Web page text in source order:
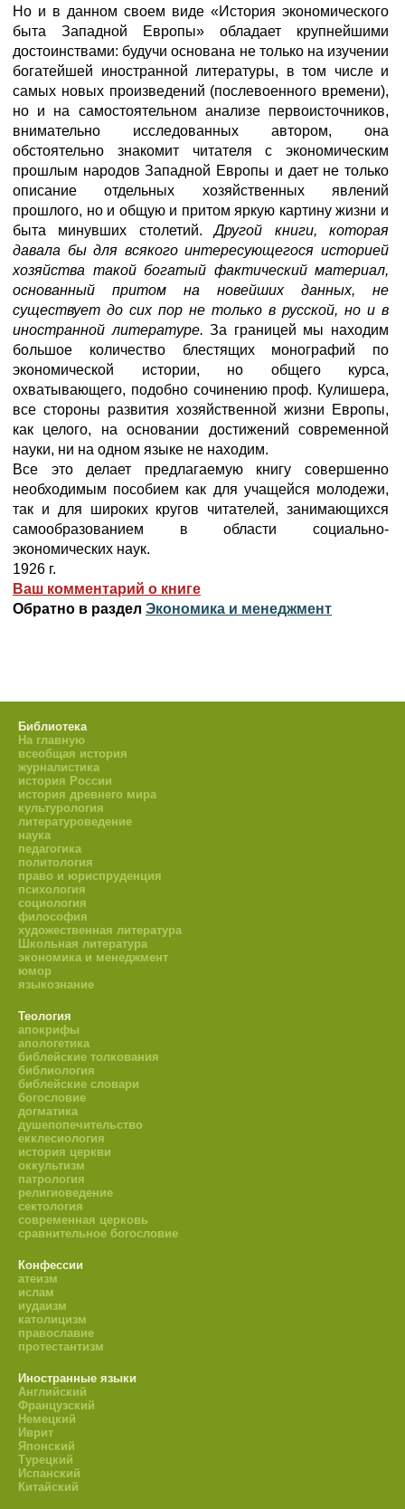
Но и в данном своем виде «История экономического
быта Западной Европы» обладает крупнейшими
достоинствами: будучи основана не только на изучении
богатейшей иностранной литературы, в том числе и
самых новых произведений (послевоенного времени),
но и на самостоятельном анализе первоисточников,
внимательно исследованных автором, она
обстоятельно знакомит читателя с экономическим
прошлым народов Западной Европы и дает не только
описание отдельных хозяйственных явлений
прошлого, но и общую и притом яркую картину жизни и
быта минувших столетий.Другой книги, которая
давала бы для всякого интересующегося историей
хозяйства такой богатый фактический материал,
основанный притом на новейших данных, не
существует до сих пор не только в русской, но и в
иностранной литературе. За границей мы находим
большое количество блестящих монографий по
экономической истории, но общего курса,
охватывающего, подобно сочинению проф. Кулишера,
все стороны развития хозяйственной жизни Европы,
как целого, на основании достижений современной
науки, ни на одном языке не находим.
Все это делает предлагаемую книгу совершенно
необходимым пособием как для учащейся молодежи,
так и для широких кругов читателей, занимающихся
самообразованием в области социально-
экономических наук.
1926 г.
Ваш комментарий о книге
Обратно в раздел Экономика и менеджмент
Библиотека
На главную
всеобщая история
журналистика
история России
история древнего мира
культурология
литературоведение
наука
педагогика
политология
право и юриспруденция
психология
социология
философия
художественная литература
Школьная литература
экономика и менеджмент
юмор
языкознание
Теология
апокрифы
апологетика
библейские толкования
библиология
библейские словари
богословие
догматика
душепопечительство
екклесиология
история церкви
оккультизм
патрология
религиоведение
сектология
современная церковь
сравнительное богословие
Конфессии
атеизм
ислам
иудаизм
католицизм
православие
протестантизм
Иностранные языки
Английский
Французский
Немецкий
Иврит
Японский
Турецкий
Испанский
Китайский